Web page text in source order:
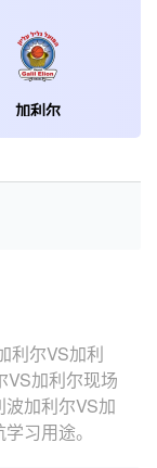
加利尔
利尔VS加利
VS加利尔现场
加利尔VS加
习用途。